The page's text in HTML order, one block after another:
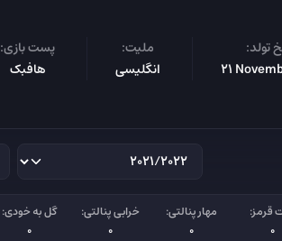
تولد:
21
ملیت:
انگلیسی
پست بازی:
هافبک
قرمز:
0
مهار پنالتی:
0
خرابی پنالتی:
0
گل به خودی:
0